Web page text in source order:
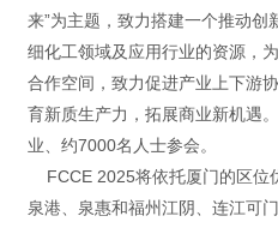
来”为主题，致力搭建一个推动
细化工领域及应用行业的资源，
合作空间，致力促进产业上下游
育新质生产力，拓展商业新机遇
业、约7000名人士参会。
FCCE 2025将依托厦门的区位
泉港、泉惠和福州江阴、连江可